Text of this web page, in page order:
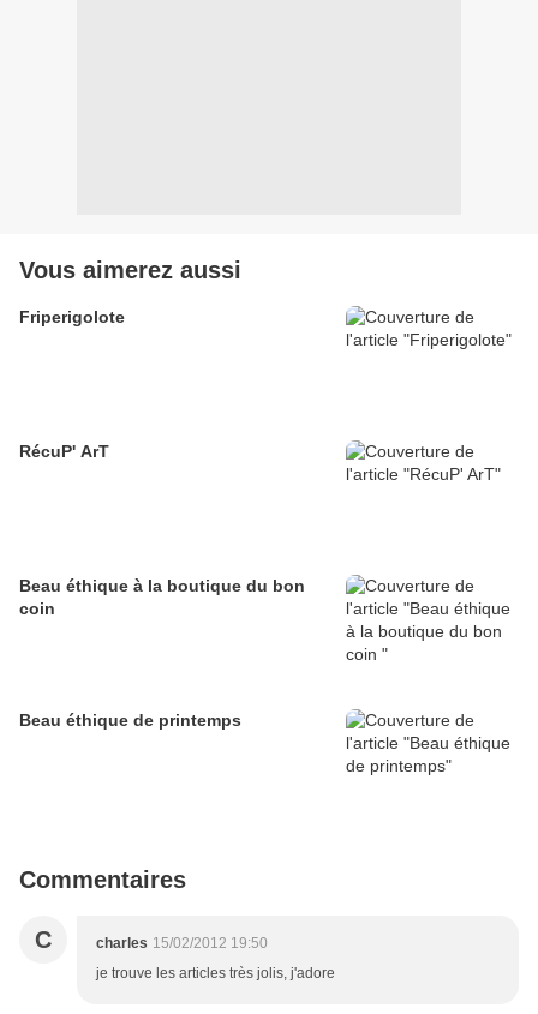
Vous aimerez aussi
Friperigolote
RécuP' ArT
Beau éthique à la boutique du bon
coin
Beau éthique de printemps
Commentaires
C charles 15/02/2012 19:50
je trouve les articles très jolis, j'adore